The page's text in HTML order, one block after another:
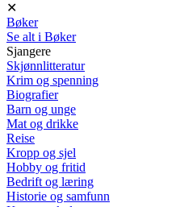
✕
Bøker
Se alt i Bøker
Sjangere
Skjønnlitteratur
Krim og spenning
Biografier
Barn og unge
Mat og drikke
Reise
Kropp og sjel
Hobby og fritid
Bedrift og læring
Historie og samfunn